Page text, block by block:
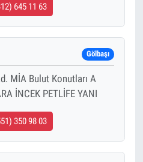
645 11 63
Gölbaşı
MİA Bulut Konutları A
İNCEK PETLİFE YANI
350 98 03